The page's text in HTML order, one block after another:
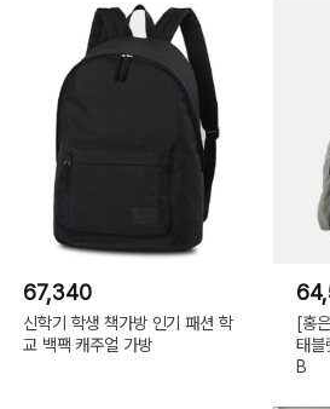
67,340
신학기 학생 책가방 인기 패션 학
교 백팩 캐주얼 가방
[홍
태블
B